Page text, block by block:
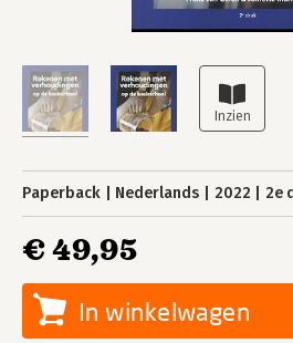
Paperback Nederlands 2022 2e
€ 49,95
In winkelwagen